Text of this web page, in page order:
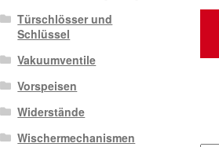
Türschlösser und
Schlüssel
Vakuumventile
Vorspeisen
Widerstände
Wischermechanismen